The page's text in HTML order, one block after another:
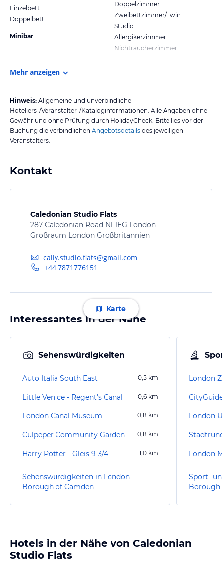
Einzelbett
Doppelbett
Minibar
Doppelzimmer
Zweibettzimmer/Twin
Studio
Allergikerzimmer
Nichtraucherzimmer
Mehr anzeigen
Hinweis: Allgemeine und unverbindliche
Hoteliers-/Veranstalter-/Kataloginformationen. Alle Angaben ohne
Gewähr und ohne Prüfung durch HolidayCheck. Bitte lies vor der
Buchung die verbindlichen Angebotsdetails des jeweiligen
Veranstalters.
Kontakt
Caledonian Studio Flats
287 Caledonian Road N1 1EG London
Großraum London Großbritannien
cally.studio.flats@gmail.com
+44 7871776151
Karte
Interessantes in der Nähe
Sehenswürdigkeiten
Auto Italia South East 0,5 km
Little Venice - Regent's Canal 0,6 km
London Canal Museum 0,8 km
Culpeper Community Garden 0,8 km
Harry Potter - Gleis 9 3/4 1,0 km
Sehenswürdigkeiten in London
Borough of Camden
London
London
London
Sport-
Borough
Hotels in der Nähe von Caledonian
Studio Flats